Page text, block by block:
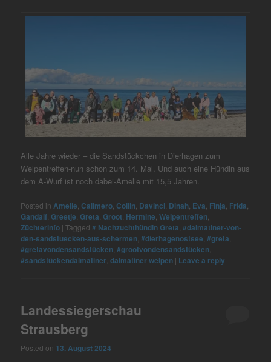
Alle Jahre wieder – die Sandstückchen in Dierhagen zum
Welpentreffen-nun schon zum 14. Mal. Und auch eine Hündin aus
dem A-Wurf ist noch dabei-Amelie mit 15,5 Jahren.
Posted in Amelie ,Calimero ,Collin Davinci Dinah Eva Finja Frida
Gandalf ,Greetje ,Greta ,Groot Hermine ,Welpentreffen
Züchterinfo |Tagged # Nachzuchthündin Greta ,#dalmatiner-von-
den-sandstuecken-aus-schermen ,#dierhagenostsee ,#greta
#gretavondensandstücken ,#grootvondensandstücken
#sandstückendalmatiner ,dalmatiner welpen | Leave a reply
Landessiegerschau
Strausberg
Posted on 13. August 2024